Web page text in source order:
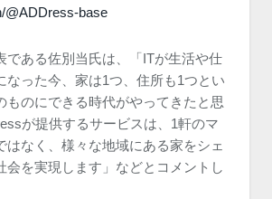
@ADDress-base
である佐別当氏は、「ITが生活や仕
なった今、家は1つ、住所も1つとい
ものにできる時代がやってきたと思
が提供するサービスは、1軒のマ
はなく、様々な地域にある家をシェ
会を実現します」などとコメントし